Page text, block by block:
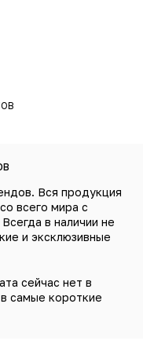
Вся продукция
всего мира с
в наличии не
и эксклюзивные
сейчас нет в
самые короткие